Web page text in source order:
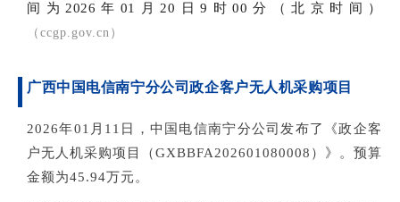
间为2026年01月20日9时00分（北京时间）
（ccgp.gov.cn）
广西中国电信南宁分公司政企客户无人机采购项目
2026年01月11日，中国电信南宁分公司发布了《政企客
户无人机采购项目（GXBBFA202601080008）》
。预算
金额为45.94万元。